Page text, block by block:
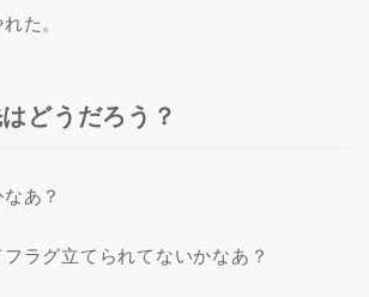
た。
どうだろう？
あ？
ラグ立てられてないかなあ？